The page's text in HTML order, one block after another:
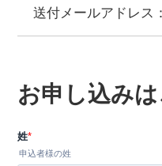
送付メールアドレス
お申し込み